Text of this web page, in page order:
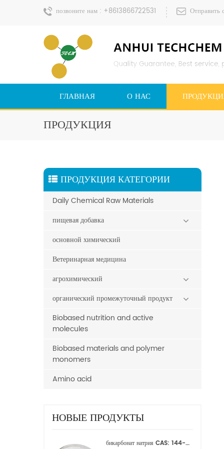
позвоните нам : +8613866722531 Отправить
ГЛАВНАЯ О НАС
ПРОДУКЦИЯ
ПРОДУКЦИЯ КАТЕГОРИИ
Daily Chemical Raw Materials
пищевая добавка
основной химический
Ветеринарная медицина
агрохимический
органический промежуточный продукт
Biobased nutrition and active
molecules
Biobased materials and polymer
monomers
Amino acid
НОВЫЕ ПРОДУКТЫ
бикарбонат натрия CAS: 144-55-8